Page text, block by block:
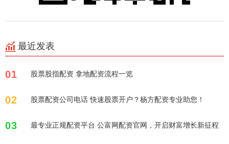
最近发表
01 股票股指配资 拿地配资流程一览
02 股票配资公司电话 快速股票开户？杨方配资专业助您！
03 最专业正规配资平台 公富网配资官网，开启财富增长新征程